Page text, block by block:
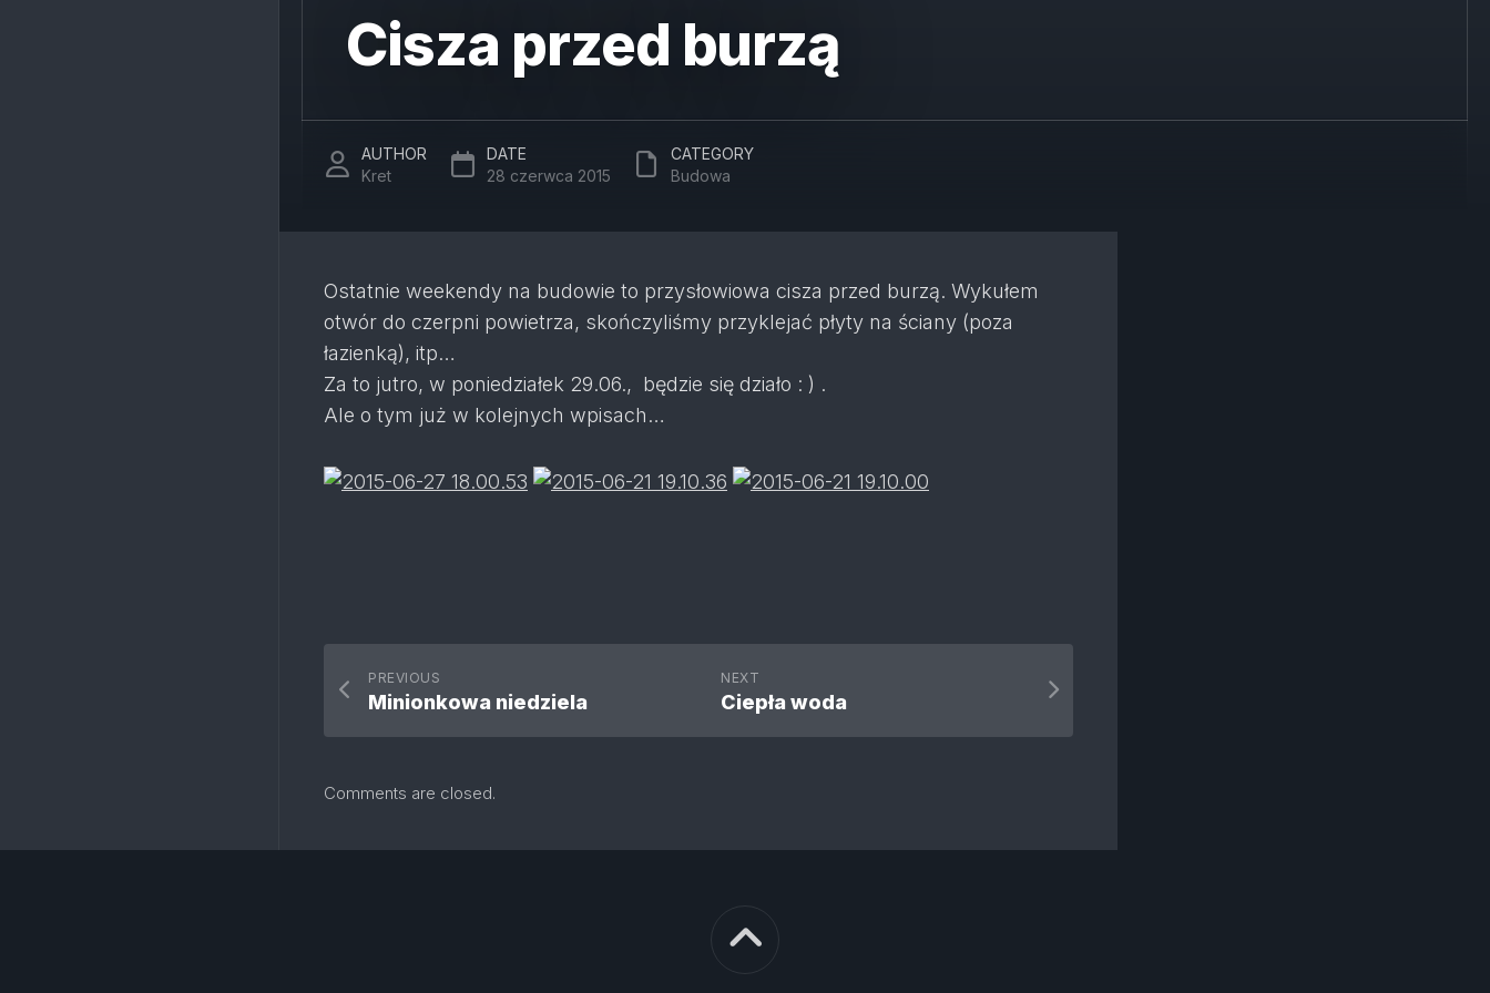
Cisza przed burzą
AUTHOR
Kret
DATE
28 czerwca 2015
CATEGORY
Budowa
Ostatnie weekendy na budowie to przysłowiowa cisza przed burzą. Wykułem
otwór do czerpni powietrza, skończyliśmy przyklejać płyty na ściany (poza
łazienką), itp…
Za to jutro, w poniedziałek 29.06., będzie się działo : ) .
Ale o tym już w kolejnych wpisach…
NEXT
Ciepła woda
PREVIOUS
Minionkowa niedziela
Comments are closed.